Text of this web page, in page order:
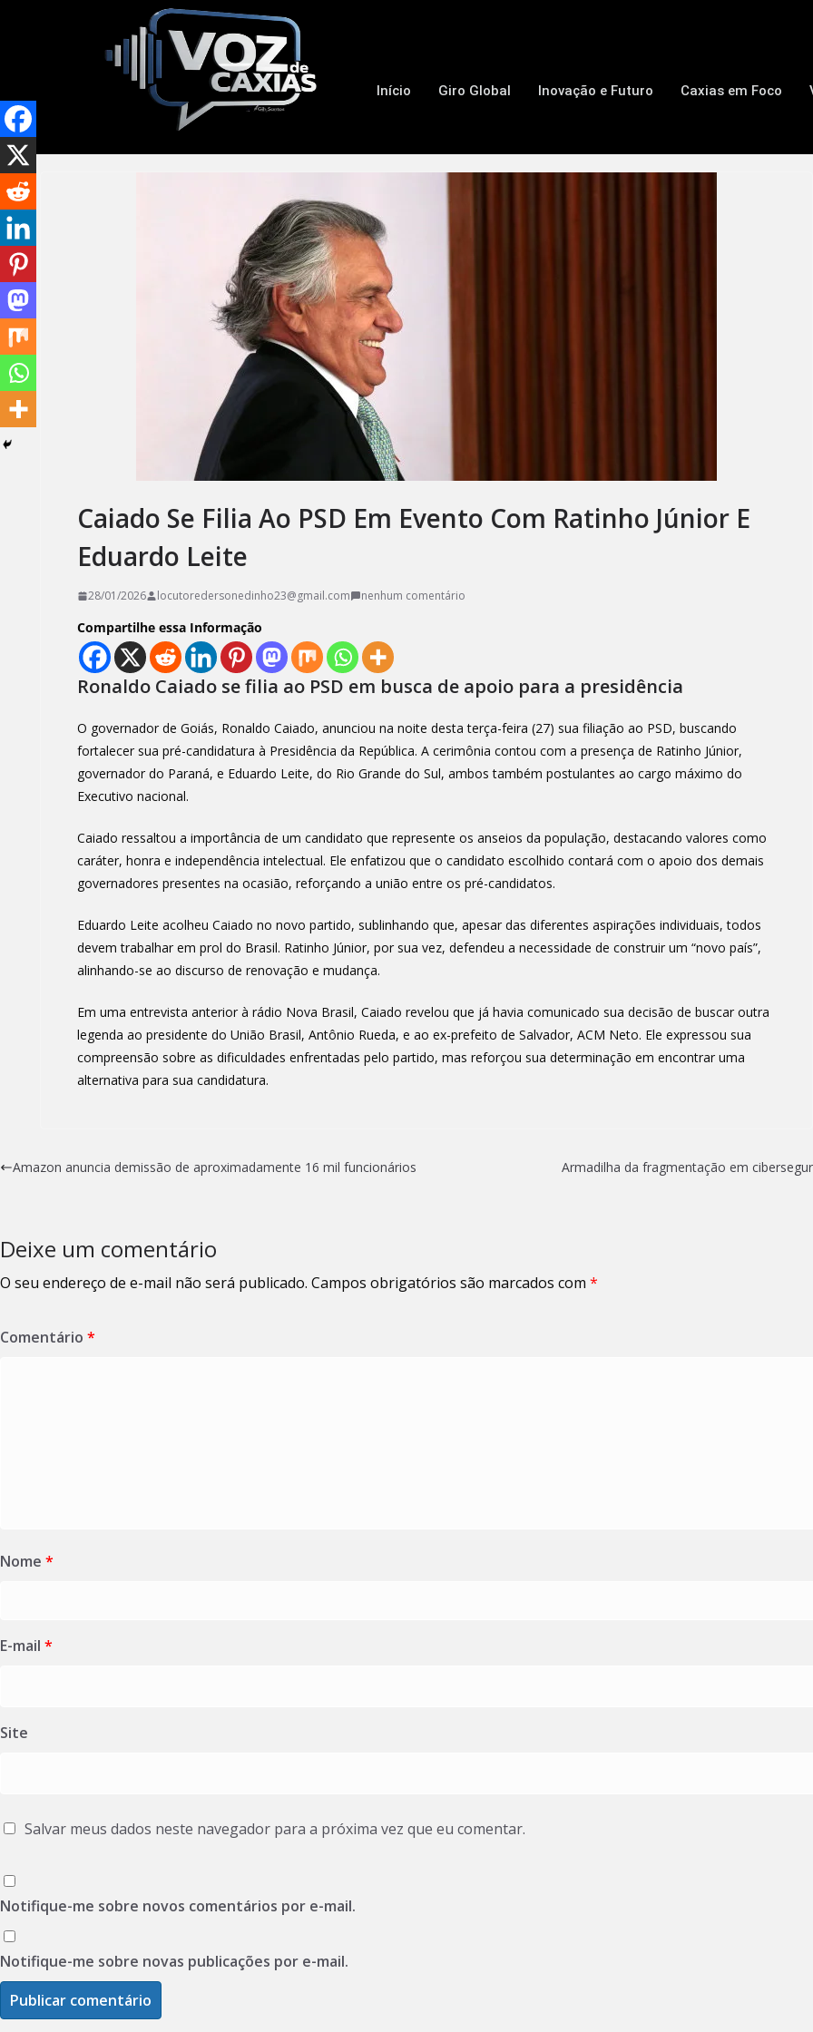
Início Giro Global Inovação e Futuro Caxias em Foco
Caiado Se Filia Ao PSD Em Evento Com Ratinho Júnior E
Eduardo Leite
28/01/2026 locutoredersonedinho23@gmail.com nenhum comentário
Compartilhe essa Informação
Ronaldo Caiado se filia ao PSD em busca de apoio para a presidência
O governador de Goiás, Ronaldo Caiado, anunciou na noite desta terça-feira (27) sua filiação ao PSD, buscando
fortalecer sua pré-candidatura à Presidência da República. A cerimônia contou com a presença de Ratinho Júnior,
governador do Paraná, e Eduardo Leite, do Rio Grande do Sul, ambos também postulantes ao cargo máximo do
Executivo nacional.
Caiado ressaltou a importância de um candidato que represente os anseios da população, destacando valores como
caráter, honra e independência intelectual. Ele enfatizou que o candidato escolhido contará com o apoio dos demais
governadores presentes na ocasião, reforçando a união entre os pré-candidatos.
Eduardo Leite acolheu Caiado no novo partido, sublinhando que, apesar das diferentes aspirações individuais, todos
devem trabalhar em prol do Brasil. Ratinho Júnior, por sua vez, defendeu a necessidade de construir um “novo país”,
alinhando-se ao discurso de renovação e mudança.
Em uma entrevista anterior à rádio Nova Brasil, Caiado revelou que já havia comunicado sua decisão de buscar outra
legenda ao presidente do União Brasil, Antônio Rueda, e ao ex-prefeito de Salvador, ACM Neto. Ele expressou sua
compreensão sobre as dificuldades enfrentadas pelo partido, mas reforçou sua determinação em encontrar uma
alternativa para sua candidatura.
Amazon anuncia demissão de aproximadamente 16 mil funcionários Armadilha da fragmentação em
Deixe um comentário
O seu endereço de e-mail não será publicado. Campos obrigatórios são marcados com *
Comentário *
Nome *
E-mail *
Site
Salvar meus dados neste navegador para a próxima vez que eu comentar.
Notifique-me sobre novos comentários por e-mail.
Notifique-me sobre novas publicações por e-mail.